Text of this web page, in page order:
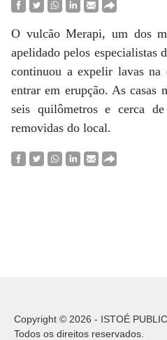
O vulcão Merapi, um dos
apelidado pelos especialistas
continuou a expelir lavas na
entrar em erupção. As casas
seis quilômetros e cerca
removidas do local.
Copyright © 2026 - ISTOÉ
Todos os direitos reservados.